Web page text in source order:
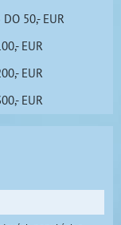
50,- EUR
EUR
EUR
EUR